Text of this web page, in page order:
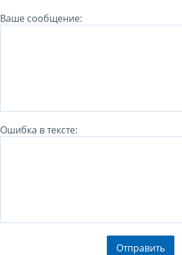
Ваше сообщение:
Ошибка в тексте:
Отправить